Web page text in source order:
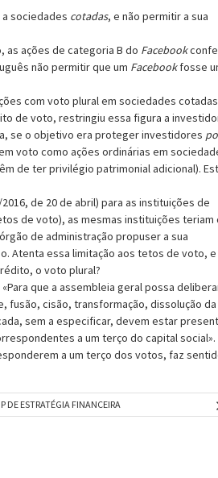
sociedades cotadas, e não permitir a sua
as ações de categoria B do Facebook
não permitir que um Facebookfosse
com voto plural em sociedades
de voto, restringiu essa figura a
se o objetivo era proteger investidores
voto como ações ordinárias em
de ter privilégio patrimonial adicional).
de 20 de abril) para as instituições de
de voto), as mesmas instituições teriam
de administração propuser a sua
Atenta essa limitação aos tetos de voto, e
o voto plural?
que a assembleia geral possa
fusão, cisão, transformação, dissolução da
sem a especificar, devem estar
a um terço do capital social».
a um terço dos votos, faz
DE ESTRATÉGIA FINANCEIRA